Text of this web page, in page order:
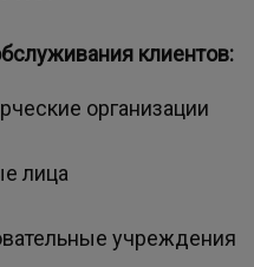
клиентов:
организации
лица
учреждения